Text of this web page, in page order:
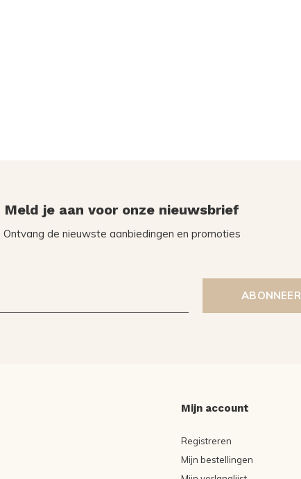
Meld je aan voor onze nieuwsbrief
Ontvang de nieuwste aanbiedingen en promoties
ABONNEER
Mijn account
Registreren
Mijn bestellingen